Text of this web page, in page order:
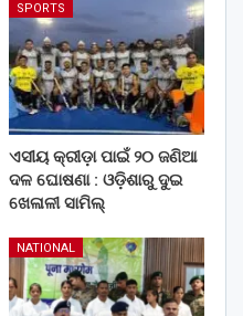
SPORTS
ଏସୀୟ କ୍ରୀଡ଼ା ପାଇଁ ୨୦ ଜଣିଆ
ଦଳ ଘୋଷଣା : ଓଡ଼ିଶାରୁ ଦୁଇ
ଖେଳାଳୀ ସାମିଲ୍
NATIONAL